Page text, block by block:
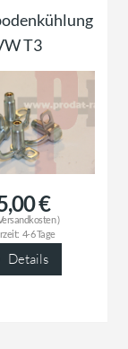
T3
€
)
4-6 Tage
Details